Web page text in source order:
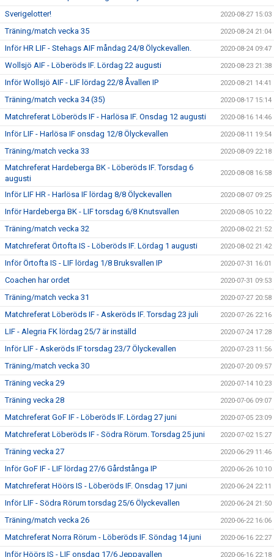
Sverigelotter! 2020-08-27 15:03
Träning/match vecka 35 2020-08-24 21:04
Inför HR LIF - Stehags AIF måndag 24/8 Ölyckevallen. 2020-08-24 09:47
Wollsjö AIF - Löberöds IF. Lördag 22 augusti 2020-08-23 21:38
Inför Wollsjö AIF - LIF lördag 22/8 Åvallen IP 2020-08-21 14:41
Träning/match vecka 34 (35) 2020-08-17 15:14
Matchreferat Löberöds IF - Harlösa IF. Onsdag 12 augusti 2020-08-16 14:46
Inför LIF - Harlösa IF onsdag 12/8 Ölyckevallen 2020-08-11 19:54
Träning/match vecka 33 2020-08-09 22:18
Matchreferat Hardeberga BK - Löberöds IF. Torsdag 6
augusti
2020-08-08 16:58
Inför LIF HR - Harlösa IF lördag 8/8 Ölyckevallen 2020-08-07 09:25
Inför Hardeberga BK - LIF torsdag 6/8 Knutsvallen 2020-08-05 10:22
Träning/match vecka 32 2020-08-02 21:52
Matchreferat Örtofta IS - Löberöds IF. Lördag 1 augusti 2020-08-02 21:42
Inför Örtofta IS - LIF lördag 1/8 Bruksvallen IP 2020-07-31 16:01
Coachen har ordet 2020-07-31 09:53
Träning/match vecka 31 2020-07-27 20:58
Matchreferat Löberöds IF - Askeröds IF. Torsdag 23 juli 2020-07-26 22:16
LIF - Alegria FK lördag 25/7 är inställd 2020-07-24 17:28
Inför LIF - Askeröds IF torsdag 23/7 Ölyckevallen 2020-07-23 11:56
Träning/match vecka 30 2020-07-20 09:57
Träning vecka 29 2020-07-14 10:23
Träning vecka 28 2020-07-06 09:07
Matchreferat GoF IF - Löberöds IF. Lördag 27 juni 2020-07-05 23:09
Matchreferat Löberöds IF - Södra Rörum. Torsdag 25 juni 2020-07-02 15:27
Träning vecka 27 2020-06-29 11:46
Inför GoF IF - LIF lördag 27/6 Gårdstånga IP 2020-06-26 10:10
Matchreferat Höörs IS - Löberöds IF. Onsdag 17 juni 2020-06-24 22:11
Inför LIF - Södra Rörum torsdag 25/6 Ölyckevallen 2020-06-24 21:50
Träning/match vecka 26 2020-06-22 16:06
Matchreferat Norra Rörum - Löberöds IF. Söndag 14 juni 2020-06-16 22:27
Inför Höörs IS - LIF onsdag 17/6 Jeppavallen 2020-06-16 22:18